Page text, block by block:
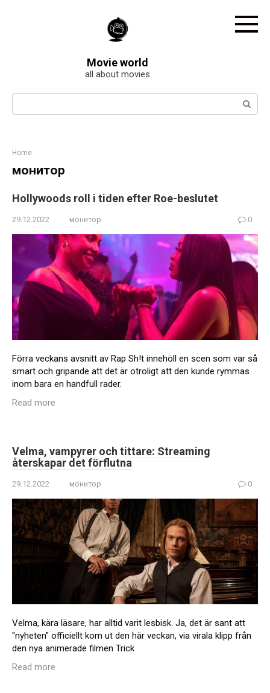
Movie world
all about movies
Search:
Home
монитор
Hollywoods roll i tiden efter Roe-beslutet
29.12.2022 монитор 0
Förra veckans avsnitt av Rap Sh!t innehöll en scen som var så
smart och gripande att det är otroligt att den kunde rymmas
inom bara en handfull rader.
Read more
Velma, vampyrer och tittare: Streaming
återskapar det förflutna
29.12.2022 монитор 0
Velma, kära läsare, har alltid varit lesbisk. Ja, det är sant att
"nyheten" officiellt kom ut den här veckan, via virala klipp från
den nya animerade filmen Trick
Read more